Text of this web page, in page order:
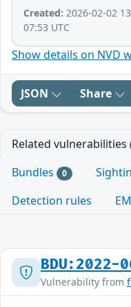
Created: 2026-02-02
07:53 UTC
Show details on NVD
JSON Share
Related vulnerabilities
Bundles 0
Detection rules
BDU:2022-
Vulnerability from